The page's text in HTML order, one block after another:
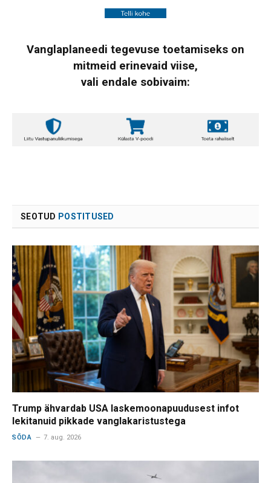
Vanglaplaneedi tegevuse toetamiseks on
mitmeid erinevaid viise,
vali endale sobivaim:
SEOTUD POSTITUSED
Trump ähvardab USA laskemoonapuudusest infot
lekitanuid pikkade vanglakaristustega
SÕDA 7. aug. 2026